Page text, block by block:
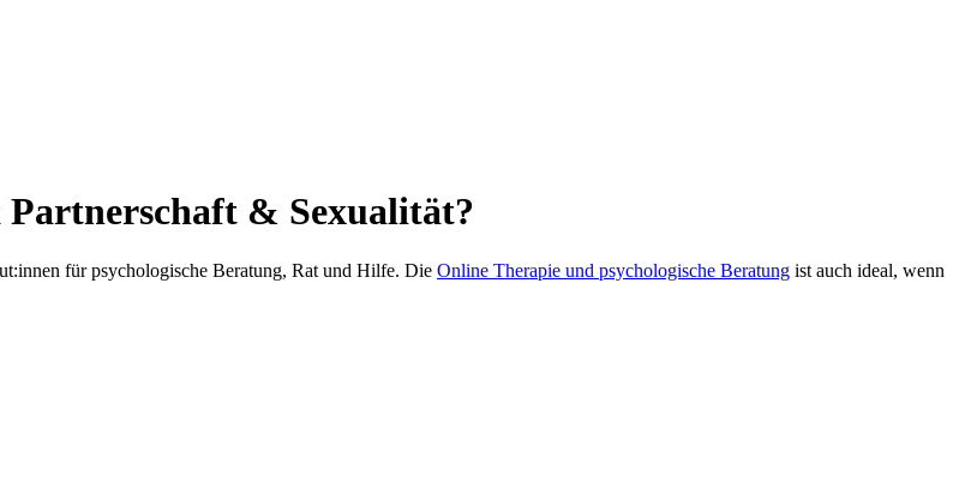
Partnerschaft & Sexualität?
für psychologische Beratung, Rat und Hilfe. Die Online Therapie und psychologische Beratung ist auch ideal, wenn